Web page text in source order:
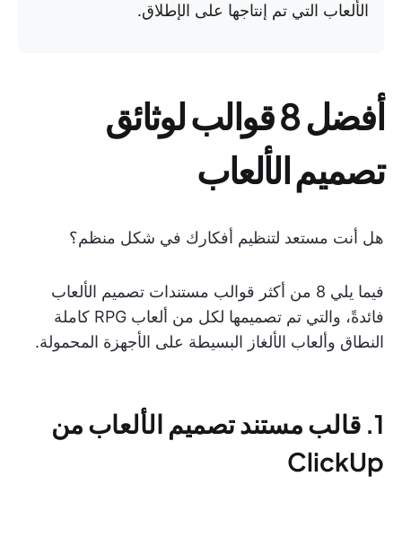
الألعاب التي تم إنتاجها على الإطلاق.
أفضل 8 قوالب لوثائق
تصميم الألعاب
هل أنت مستعد لتنظيم أفكارك في شكل منظم؟
فيما يلي 8 من أكثر قوالب مستندات تصميم الألعاب
فائدةً، والتي تم تصميمها لكل من ألعاب RPG كاملة
النطاق وألعاب الألغاز البسيطة على الأجهزة المحمولة.
1. قالب مستند تصميم الألعاب من
ClickUp